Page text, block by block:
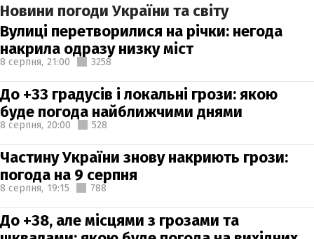
Новини погоди України та світу
Вулиці перетворилися на річки: негода
накрила одразу низку міст
8 серпня, 21:00 3258
До +33 градусів і локальні грози: якою
буде погода найближчими днями
8 серпня, 20:00 528
Частину України знову накриють грози:
погода на 9 серпня
8 серпня, 19:15 788
До +38, але місцями з грозами та